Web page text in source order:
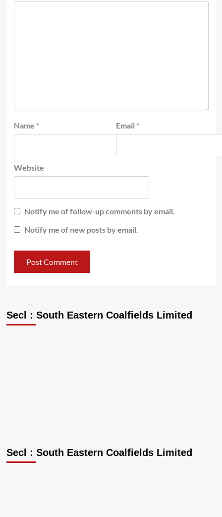
Name * Email *
Website
Notify me of follow-up comments by email.
Notify me of new posts by email.
Secl : South Eastern Coalfields Limited
Secl : South Eastern Coalfields Limited